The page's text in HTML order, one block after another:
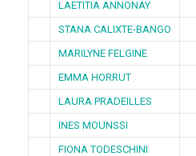
LAETITIA ANNONAY
STANA CALIXTE-BANGO
MARILYNE FELGINE
EMMA HORRUT
LAURA PRADEILLES
INES MOUNSSI
FIONA TODESCHINI